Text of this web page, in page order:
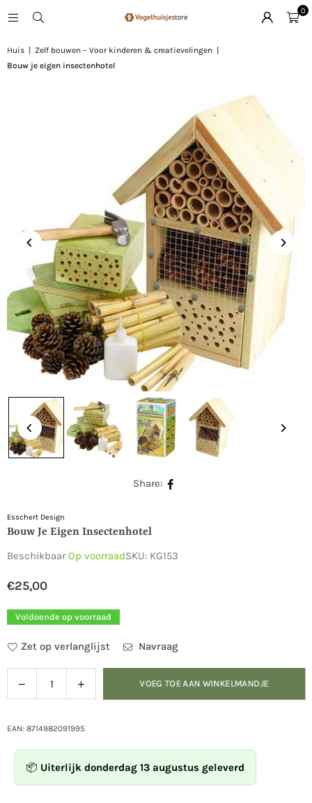
0
Huis Zelf bouwen – Voor kinderen & creatievelingen
Bouw je eigen insectenhotel
Share:
Esschert Design
Bouw Je Eigen Insectenhotel
BeschikbaarOp voorraadSKU: KG153
Normale
prijs
€25,00
Voldoende op voorraad
Zet op verlanglijst Navraag
Hoeveelheid
Verlaag
de
voor
je
eigen
Verhoog
de
voor
eigen
VOEG TOE AAN WINKELMANDJE
EAN: 8714982091995
📦 Uiterlijk donderdag 13 augustus geleverd